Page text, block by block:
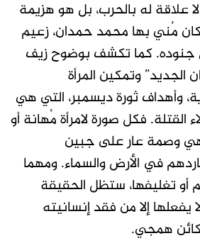
علاقة له بالحرب، بل هو هزيمة
مُني بها محمد حمدان، زعيم
جنوده. كما تكشف بوضوح زيف
الجديد” وتمكين المرأة
وأهداف ثورة ديسمبر، التي هي
القتلة. فكل صورة لامرأة مُهانة أو
وصمة عار على جبين
في الأرض والسماء. ومهما
أو تغليفها، ستظل الحقيقة
إلا من فقد إنسانيته
كائن همجي.